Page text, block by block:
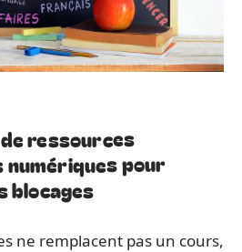
ressources
numériques pour
blocages
ne remplacent pas un cours,